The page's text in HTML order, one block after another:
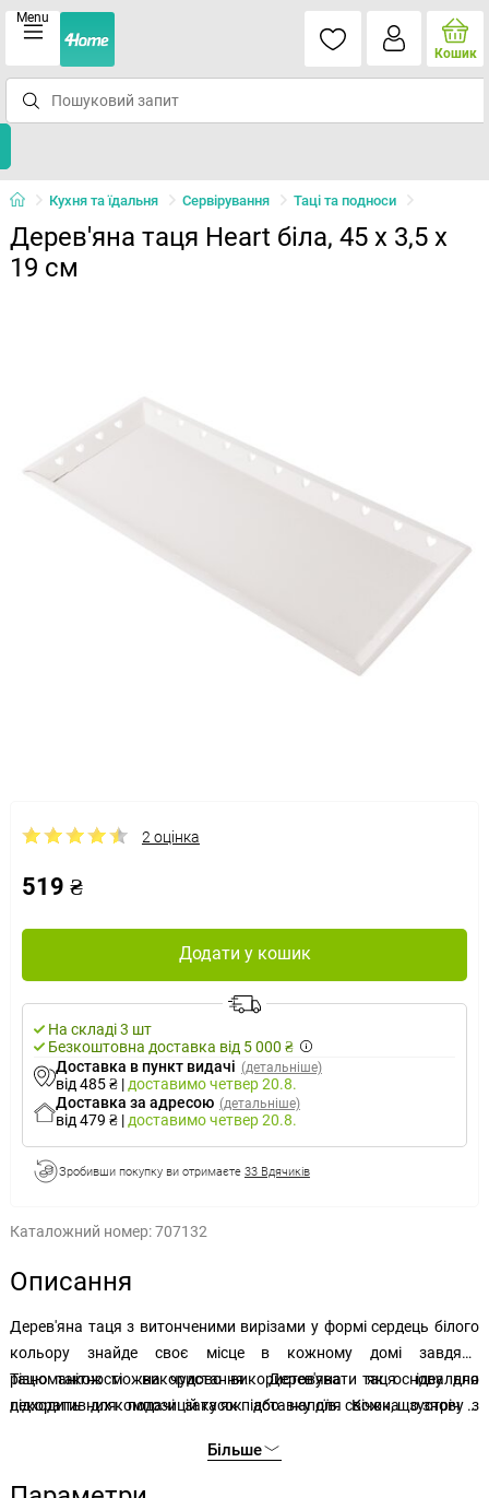
Menu
Кошик
Кухня та їдальня Сервірування Таці та подноси
Дерев'яна таця Heart біла, 45 x 3,5 x
19 см
2 оцінка
519 ₴
Додати у кошик
На складі 3 шт
Безкоштовна доставка від 5 000 ₴
Доставка в пункт видачі (детальніше)
від 485 ₴ | доставимочетвер 20.8.
Доставка за адресою (детальніше)
від 479 ₴ | доставимочетвер 20.8.
Зробивши покупку ви отримаєте 33 Вдячиків
Каталожний номер:707132
Описання
Дерев'яна таця з витонченими вирізами у формі сердець білого
кольору знайде своє місце в кожному домі завдяки
різноманітності використання. Дерев'яна таця ідеально
підходить для подачі закусок або напоїв. Кожна зустріч з
вигляді таці, який захистить поверхню вашого столу від
можливих забруднень.
Тацю також можна чудово використовувати як основу для
декоративних композицій та як підставку для свічок, що знову ж
для кожного гостя завдяки створеній вами прикрасі.
Більше